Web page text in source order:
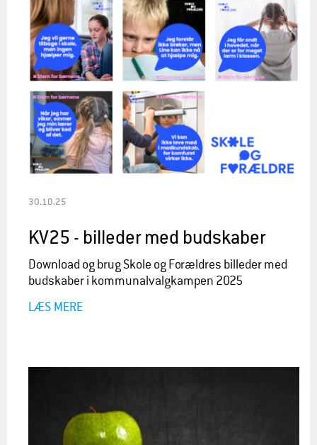
30.10.25
KV25 - billeder med budskaber
Download og brug Skole og Forældres billeder med
budskaber i kommunalvalgkampen 2025
LÆS MERE